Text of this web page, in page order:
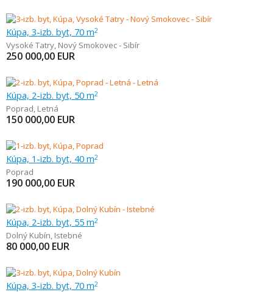
Kúpa, 3-izb. byt, 70 m2
Vysoké Tatry, Nový Smokovec - Sibír
250 000,00 EUR
Kúpa, 2-izb. byt, 50 m2
Poprad, Letná
150 000,00 EUR
Kúpa, 1-izb. byt, 40 m2
Poprad
190 000,00 EUR
Kúpa, 2-izb. byt, 55 m2
Dolný Kubín, Istebné
80 000,00 EUR
Kúpa, 3-izb. byt, 70 m2